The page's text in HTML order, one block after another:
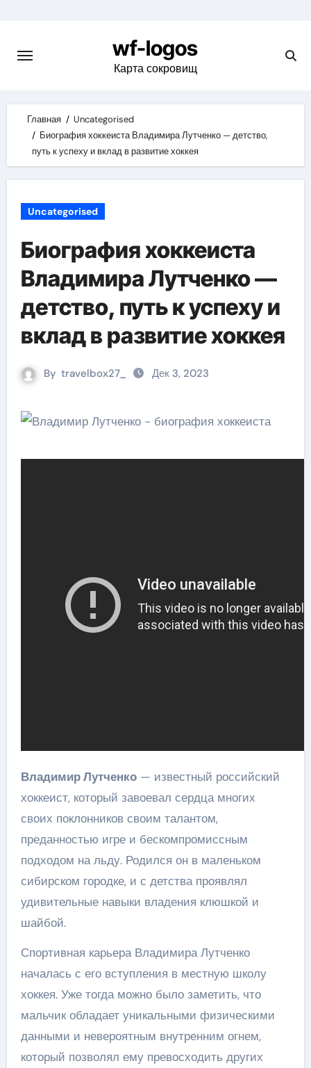
content
wf-logos
Карта сокровищ
Главная
Uncategorised
Биография хоккеиста Владимира Лутченко — детство,
путь к успеху и вклад в развитие хоккея
Uncategorised
Биография хоккеиста
Владимира Лутченко —
детство, путь к успеху и
вклад в развитие хоккея
By travelbox27_ Дек 3, 2023
Владимир Лутченко— известный российский
хоккеист, который завоевал сердца многих
своих поклонников своим талантом,
преданностью игре и бескомпромиссным
подходом на льду. Родился он в маленьком
сибирском городке, и с детства проявлял
удивительные навыки владения клюшкой и
шайбой.
Спортивная карьера Владимира Лутченко
началась с его вступления в местную школу
хоккея. Уже тогда можно было заметить, что
мальчик обладает уникальными физическими
данными и невероятным внутренним огнем,
который позволял ему превосходить других